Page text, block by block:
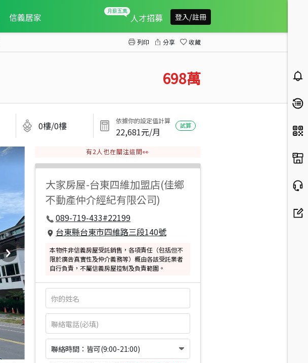
信義居家 人才招募 登入/註冊
列印 分享 收藏
698萬
0樓/0樓 依據你的設定值計算
22,681元/月
試算
有2 人也在關注這間👀
大家房屋-台東四維加盟店(佳鄉
不動產仲介經紀有限公司)
089-719-433#22199
台東縣台東市四維路三段140號
本物件非信義房屋受託銷售，各項責任（包括但不
限於廣告真實性及仲介義務等）概由各該受託業者
自行負責，不屬信義房屋控制及負責範圍。
聯絡時間：皆可(9:00-21:00)